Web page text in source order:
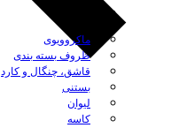
ماکروویوی
ظروف بسته بندی
قاشق، چنگال و کارد
بستنی
لیوان
کاسه